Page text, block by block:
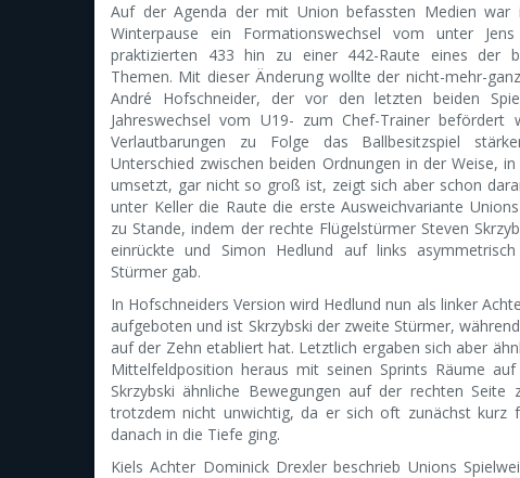
Auf der Agenda der mit Union befassten Medien war
Winterpause ein Formationswechsel vom unter
praktizierten 433 hin zu einer 442-Raute eines der
Themen. Mit dieser Änderung wollte der nicht-mehr-
André Hofschneider, der vor den letzten beiden
Jahreswechsel vom U19- zum Chef-Trainer befördert
Verlautbarungen zu Folge das Ballbesitzspiel
Unterschied zwischen beiden Ordnungen in der Weise,
umsetzt, gar nicht so groß ist, zeigt sich aber schon
unter Keller die Raute die erste Ausweichvariante
zu Stande, indem der rechte Flügelstürmer Steven
einrückte und Simon Hedlund auf links
Stürmer gab.
In Hofschneiders Version wird Hedlund nun als linker
aufgeboten und ist Skrzybski der zweite Stürmer,
auf der Zehn etabliert hat. Letztlich ergaben sich aber
Mittelfeldposition heraus mit seinen Sprints Räume
Skrzybski ähnliche Bewegungen auf der rechten
trotzdem nicht unwichtig, da er sich oft zunächst
danach in die Tiefe ging.
Kiels Achter Dominick Drexler beschrieb Unions